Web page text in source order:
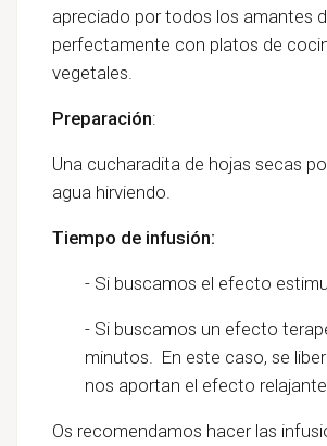
apreciado por todos los amantes
perfectamente con platos de
vegetales.
Preparación:
Una cucharadita de hojas secas
agua hirviendo.
Tiempo de infusión:
- Si buscamos el efecto
- Si buscamos un efecto
minutos. En este caso, se
nos aportan el efecto
Os recomendamos hacer las